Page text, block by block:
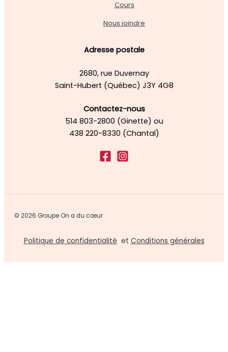
Cours
Nous joindre
Adresse postale
2680, rue Duvernay
Saint-Hubert (Québec) J3Y 4G8
Contactez-nous
514 803-2800 (Ginette) ou
438 220-8330 (Chantal)
© 2026 Groupe On a du cœur
Politique de confidentialité et Conditions générales